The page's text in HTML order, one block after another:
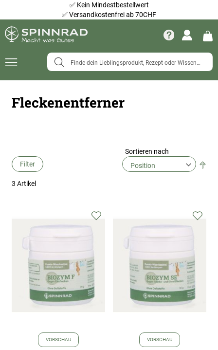
✅ Kein Mindestbestellwert
✅Versandkostenfrei ab 70CHF
Navigation
Fleckenentferner
Filter
3 Artikel
Sortieren nach
VORSCHAU
Zur
hinzufügen
VORSCHAU
Zur